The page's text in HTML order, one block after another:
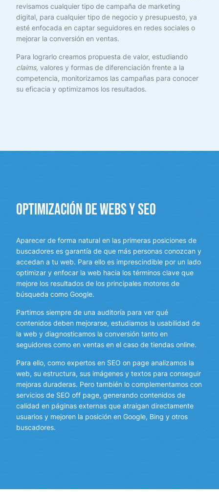
revisamos cualquier tipo de campaña de marketing
digital, para cualquier tipo de negocio y presupuesto, ya
esté enfocada en captar seguidores en redes sociales o
mejorar la conversión en ventas.
Para lograrlo creamos propuesta de valor, estudiando
claims, valores y formas de diferenciación frente a la
competencia, monitorizamos las campañas para conocer
su eficacia y optimizamos los resultados.
Optimización de webs y SEO
Aparecer de forma natural en las primeras posiciones de
buscadores es garantía de que más personas conozcan y
accedan a tu web. Para ello es imprescindible por un lado
optimizar y enfocar la web hacia los términos clave que
mejore los resultados de los principales motores de
búsqueda como Google.
Partimos siempre de una auditoría para ver qué
contenidos deben mejorarse, estudiamos la usabilidad de
la web y diagnosticamos la conversión tanto en
seguidores como en ventas en el caso de tiendas online.
Para ello, como expertos en SEO on page analizamos la
web, su estructura, sus imágenes y textos para conseguir
mejoras duraderas. Pero también lo complementamos con
servicios de SEO off page, generando contenidos de
calidad en páginas externas que atraigan directamente
usuarios y mejoren la posición en Google, Bing y otros
buscadores.